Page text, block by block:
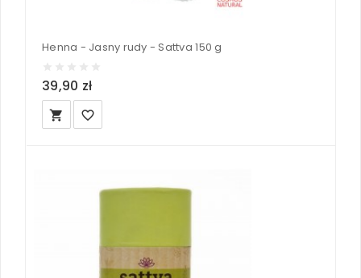
Henna - Jasny rudy - Sattva 150 g
39,90 zł
local_grocery_store favorite_border